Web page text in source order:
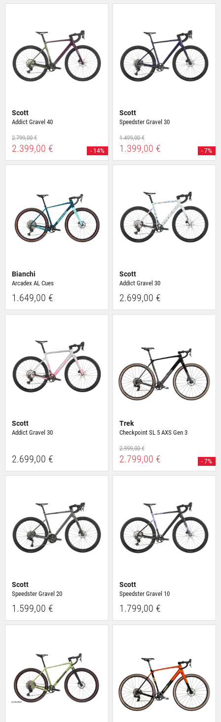
Scott
Addict Gravel 40
2.799,00 €
2.399,00 € - 14%
Scott
Speedster Gravel 30
1.499,00 €
1.399,00 € - 7%
Bianchi
Arcadex AL Cues
1.649,00 €
Scott
Addict Gravel 30
2.699,00 €
Scott
Addict Gravel 30
2.699,00 €
Trek
Checkpoint SL 5 AXS Gen 3
2.999,00 €
2.799,00 € - 7%
Scott
Speedster Gravel 20
1.599,00 €
Scott
Speedster Gravel 10
1.799,00 €